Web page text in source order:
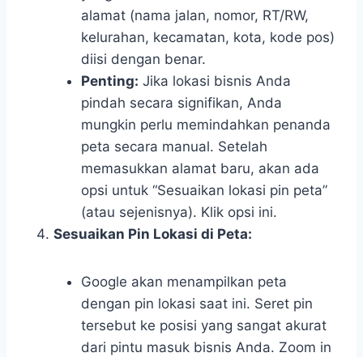
alamat (nama jalan, nomor, RT/RW,
kelurahan, kecamatan, kota, kode pos)
diisi dengan benar.
Penting: Jika lokasi bisnis Anda
pindah secara signifikan, Anda
mungkin perlu memindahkan penanda
peta secara manual. Setelah
memasukkan alamat baru, akan ada
opsi untuk “Sesuaikan lokasi pin peta”
(atau sejenisnya). Klik opsi ini.
Sesuaikan Pin Lokasi di Peta:
Google akan menampilkan peta
dengan pin lokasi saat ini. Seret pin
tersebut ke posisi yang sangat akurat
dari pintu masuk bisnis Anda. Zoom in